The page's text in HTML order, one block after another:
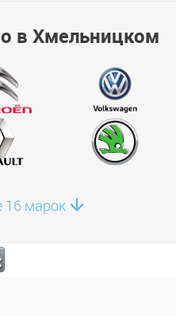
в Хмельницком
16 марок